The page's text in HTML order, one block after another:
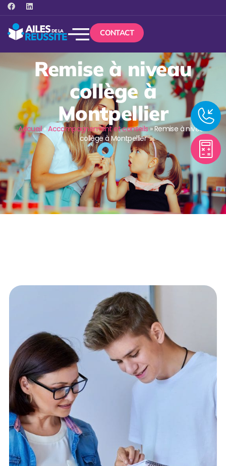
CONTACT
Remise à niveau
collège à
Montpellier
Accueil»Accompagnement et conseils»Remise à niveau
collège à Montpellier